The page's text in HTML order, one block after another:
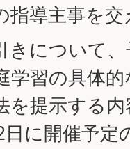
指導主事を
きについて
学習の具体
を提示する
に開催予定